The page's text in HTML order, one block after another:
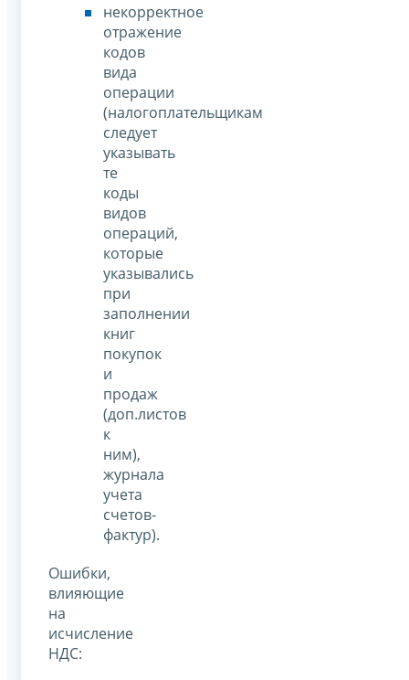
некорректное
отражение
кодов
вида
операции
(налогоплательщикам
следует
указывать
те
коды
видов
операций,
которые
указывались
при
заполнении
книг
покупок
и
продаж
(доп.листов
к
ним),
журнала
учета
счетов-
фактур).
Ошибки,
влияющие
на
исчисление
НДС: